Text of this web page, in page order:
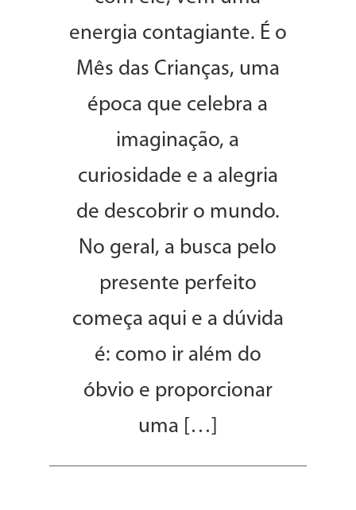
energia contagiante. É o
Mês das Crianças, uma
época que celebra a
imaginação, a
curiosidade e a alegria
de descobrir o mundo.
No geral, a busca pelo
presente perfeito
começa aqui e a dúvida
é: como ir além do
óbvio e proporcionar
uma […]